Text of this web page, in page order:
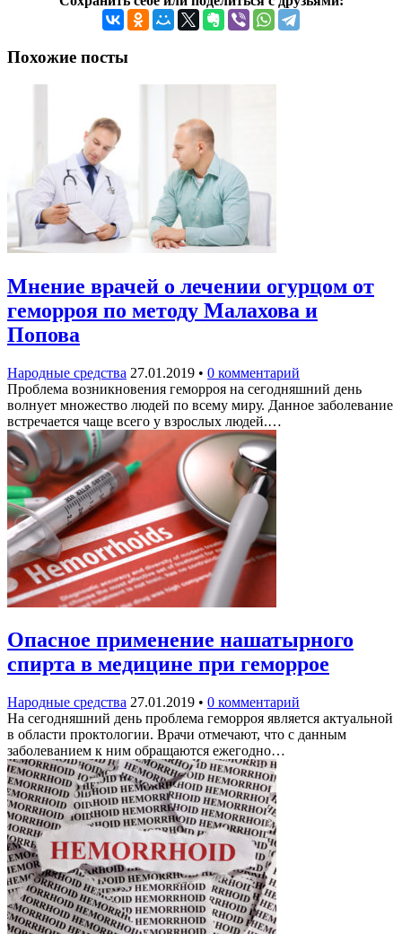
Похожие посты
Мнение врачей о лечении огурцом от
геморроя по методу Малахова и
Попова
Народные средства 27.01.2019 • 0 комментарий
Проблема возникновения геморроя на сегодняшний день
волнует множество людей по всему миру. Данное заболевание
встречается чаще всего у взрослых людей.…
Опасное применение нашатырного
спирта в медицине при геморрое
Народные средства 27.01.2019 • 0 комментарий
На сегодняшний день проблема геморроя является актуальной
в области проктологии. Врачи отмечают, что с данным
заболеванием к ним обращаются ежегодно…